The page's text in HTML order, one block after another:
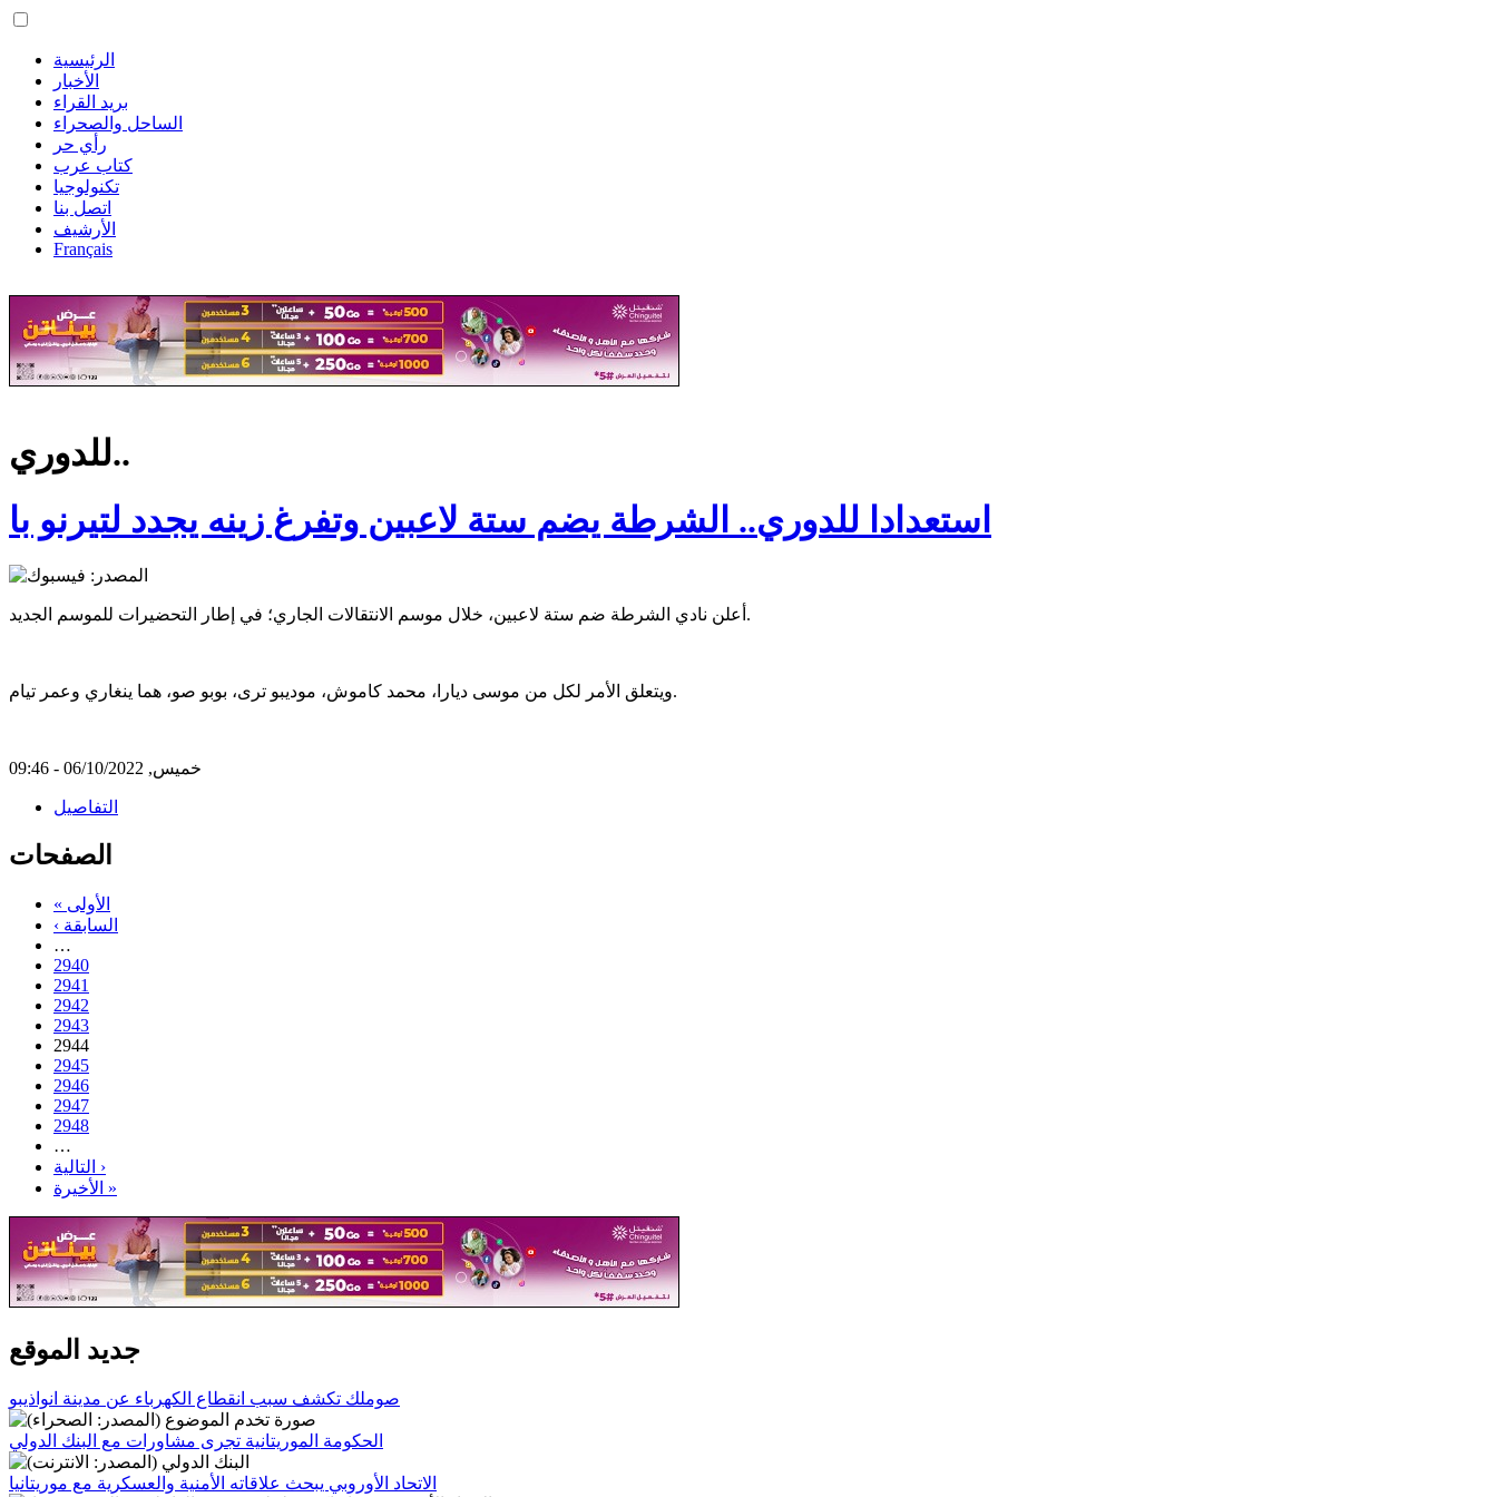
الرئيسية
الأخبار
بريد القراء
الساحل والصحراء
رأي حر
كتاب عرب
تكنولوجيا
اتصل بنا
الأرشيف
Français
للدوري..
استعدادا للدوري.. الشرطة يضم ستة لاعبين وتفرغ زينه يجدد لتيرنو با
أعلن نادي الشرطة ضم ستة لاعبين، خلال موسم الانتقالات الجاري؛ في إطار التحضيرات للموسم الجديد.
ويتعلق الأمر لكل من موسى ديارا، محمد كاموش، موديبو ترى، بوبو صو، هما ينغاري وعمر تيام.
خميس, 06/10/2022 - 09:46
التفاصيل
الصفحات
« الأولى
‹ السابقة
…
2940
2941
2942
2943
2944
2945
2946
2947
2948
…
التالية ›
الأخيرة »
جديد الموقع
صوملك تكشف سبب انقطاع الكهرباء عن مدينة انواذيبو
الحكومة الموريتانية تجرى مشاورات مع البنك الدولي
الاتحاد الأوروبي يبحث علاقاته الأمنية والعسكرية مع موريتانيا